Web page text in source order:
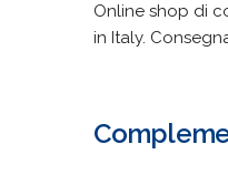
Online shop di
in Italy.